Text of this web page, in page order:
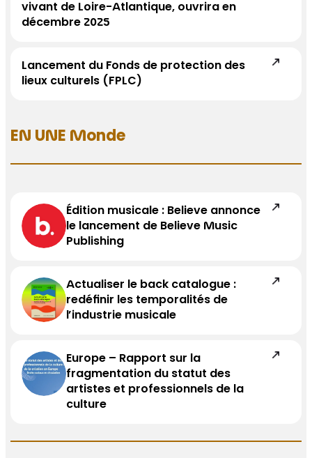
vivant de Loire-Atlantique, ouvrira en
décembre 2025
Lancement du Fonds de protection des
lieux culturels (FPLC)
EN UNE Monde
Édition musicale : Believe annonce
le lancement de Believe Music
Publishing
Actualiser le back catalogue :
redéfinir les temporalités de
l’industrie musicale
Europe – Rapport sur la
fragmentation du statut des
artistes et professionnels de la
culture